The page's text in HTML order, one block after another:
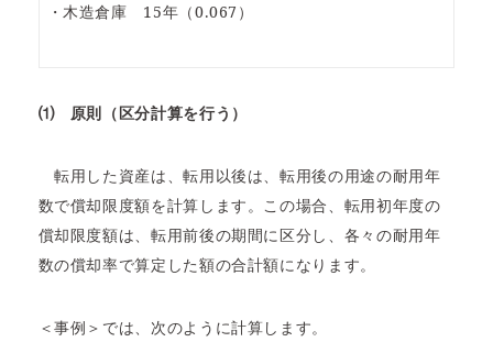
・木造倉庫 15年（0.067）
⑴ 原則（区分計算を行う）
転用した資産は、転用以後は、転用後の用途の耐用年
数で償却限度額を計算します。この場合、転用初年度の
償却限度額は、転用前後の期間に区分し、各々の耐用年
数の償却率で算定した額の合計額になります。
＜事例＞では、次のように計算します。